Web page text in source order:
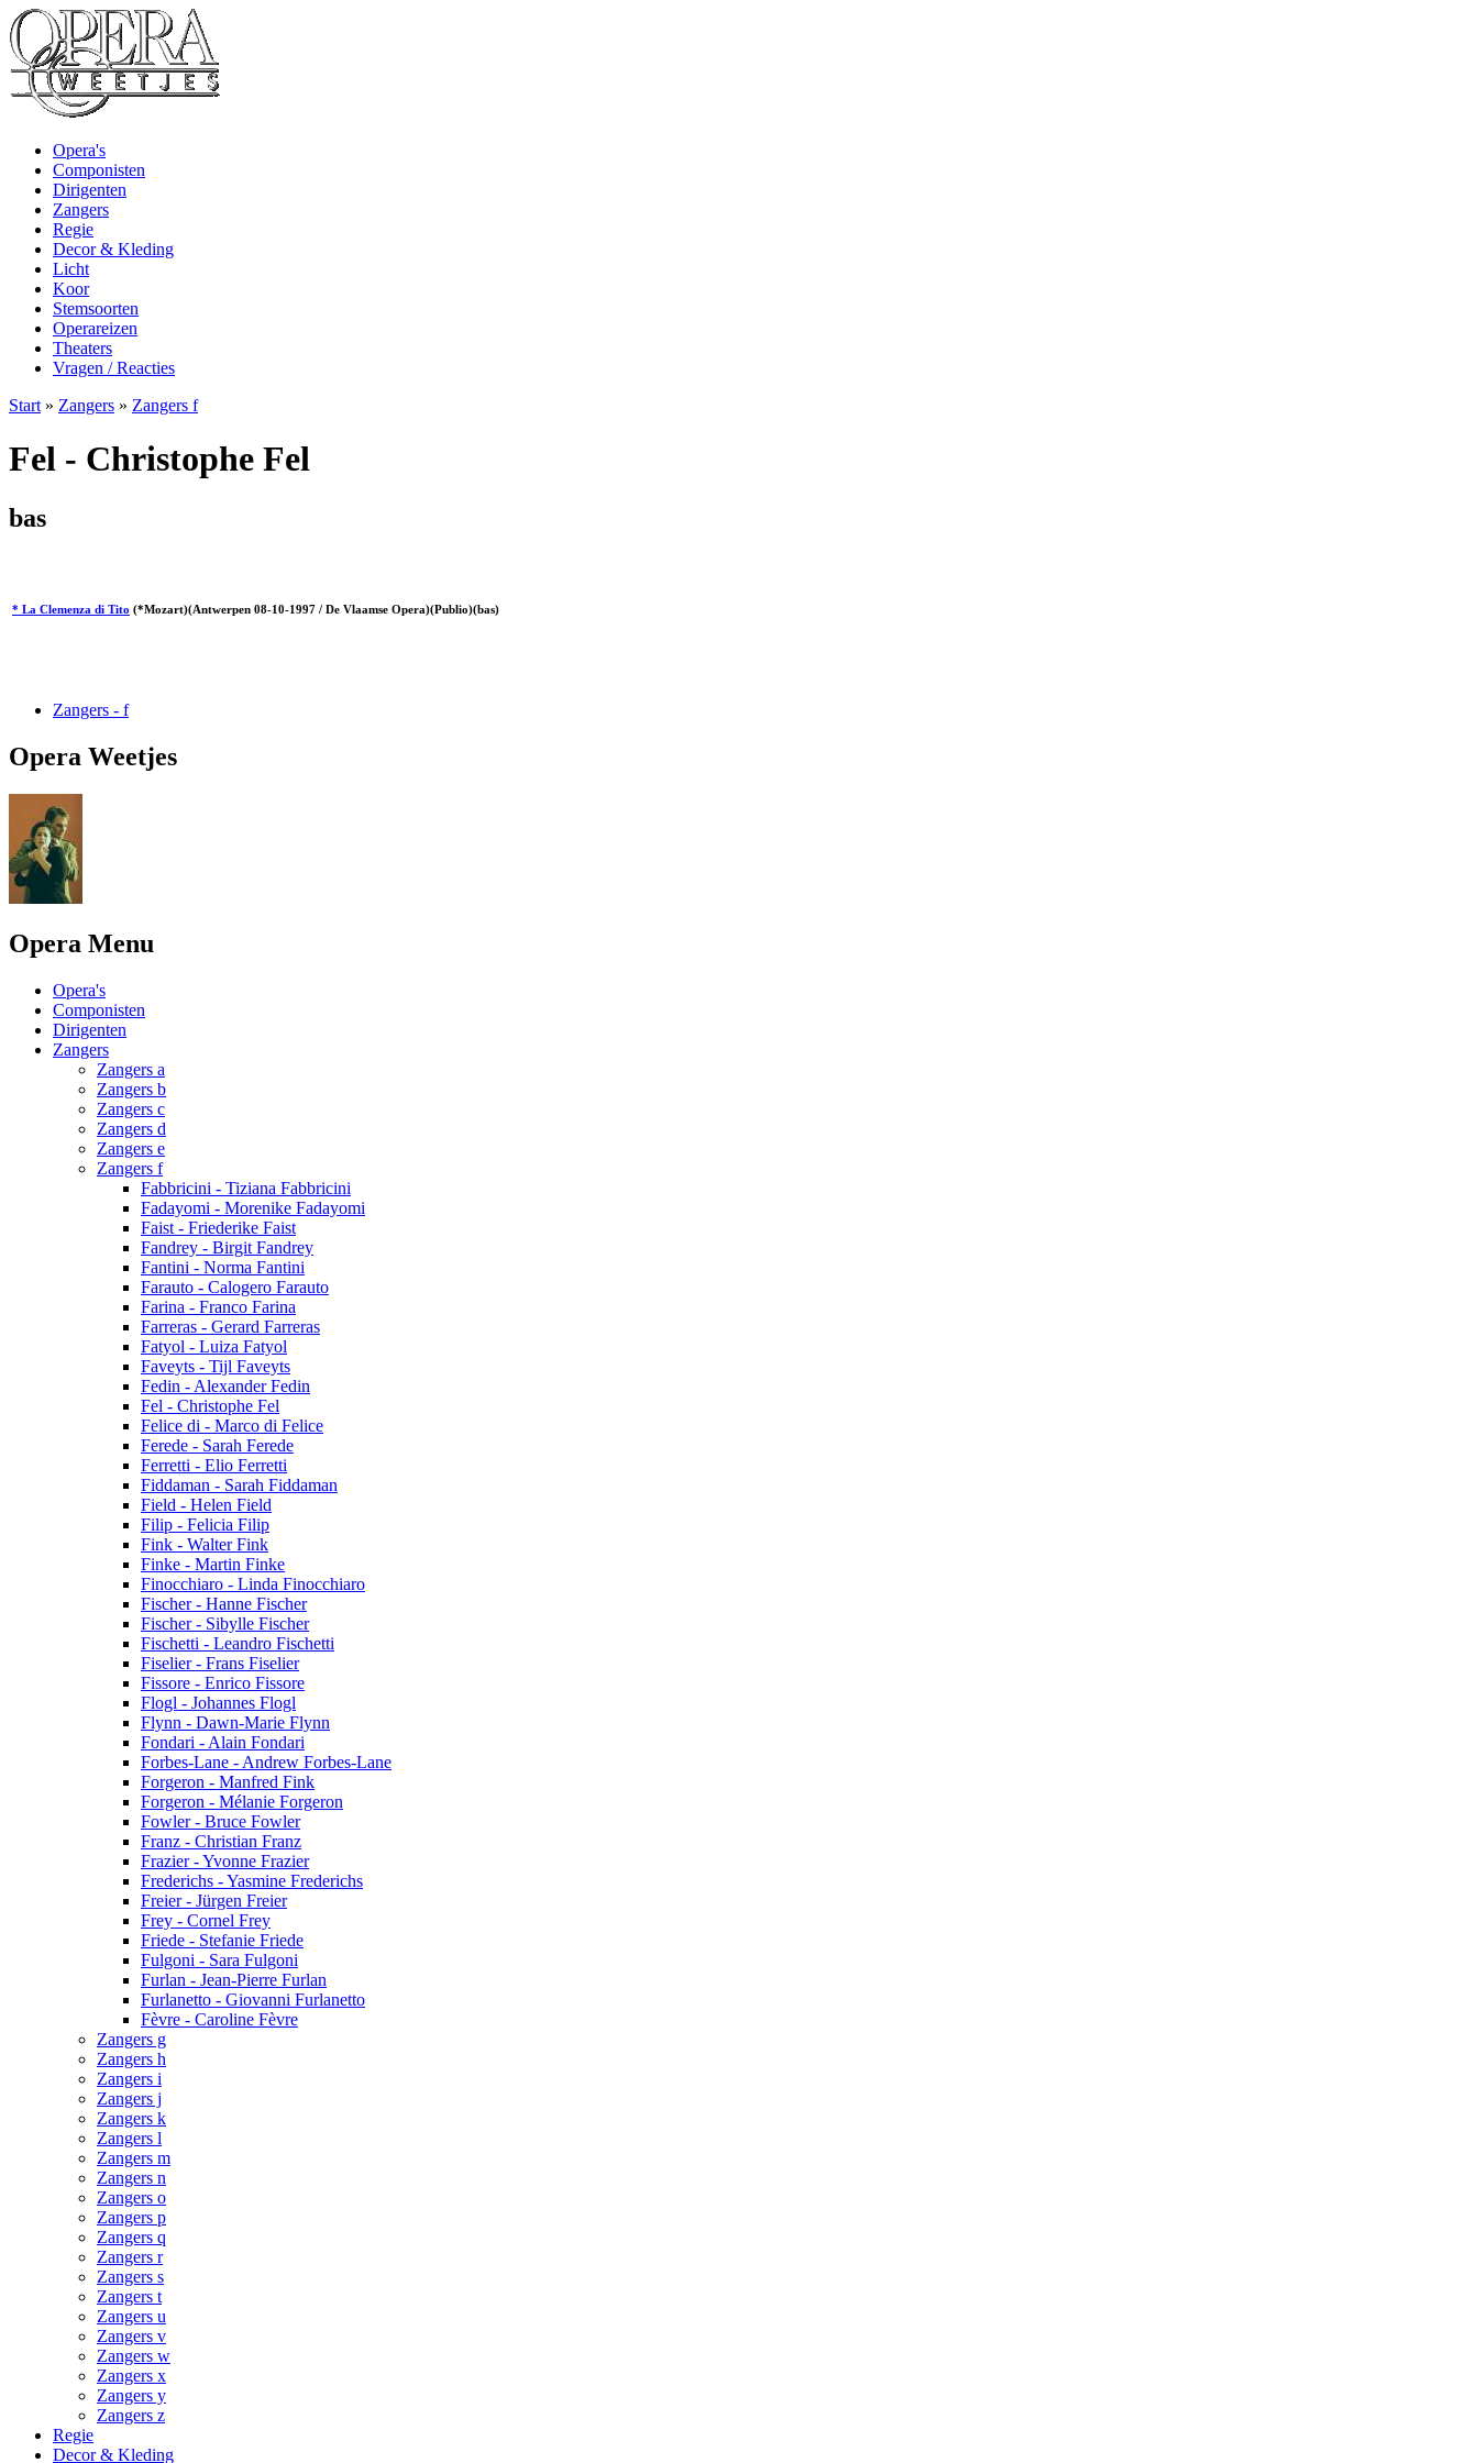
Opera's
Componisten
Dirigenten
Zangers
Regie
Decor & Kleding
Licht
Koor
Stemsoorten
Operareizen
Theaters
Vragen / Reacties
Start » Zangers » Zangers f
Fel - Christophe Fel
bas
* La Clemenza di Tito (*Mozart)(Antwerpen 08-10-1997 / De Vlaamse Opera)(Publio)(bas)
Zangers - f
Opera Weetjes
Opera Menu
Opera's
Componisten
Dirigenten
Zangers
Zangers a
Zangers b
Zangers c
Zangers d
Zangers e
Zangers f
Fabbricini - Tiziana Fabbricini
Fadayomi - Morenike Fadayomi
Faist - Friederike Faist
Fandrey - Birgit Fandrey
Fantini - Norma Fantini
Farauto - Calogero Farauto
Farina - Franco Farina
Farreras - Gerard Farreras
Fatyol - Luiza Fatyol
Faveyts - Tijl Faveyts
Fedin - Alexander Fedin
Fel - Christophe Fel
Felice di - Marco di Felice
Ferede - Sarah Ferede
Ferretti - Elio Ferretti
Fiddaman - Sarah Fiddaman
Field - Helen Field
Filip - Felicia Filip
Fink - Walter Fink
Finke - Martin Finke
Finocchiaro - Linda Finocchiaro
Fischer - Hanne Fischer
Fischer - Sibylle Fischer
Fischetti - Leandro Fischetti
Fiselier - Frans Fiselier
Fissore - Enrico Fissore
Flogl - Johannes Flogl
Flynn - Dawn-Marie Flynn
Fondari - Alain Fondari
Forbes-Lane - Andrew Forbes-Lane
Forgeron - Manfred Fink
Forgeron - Mélanie Forgeron
Fowler - Bruce Fowler
Franz - Christian Franz
Frazier - Yvonne Frazier
Frederichs - Yasmine Frederichs
Freier - Jürgen Freier
Frey - Cornel Frey
Friede - Stefanie Friede
Fulgoni - Sara Fulgoni
Furlan - Jean-Pierre Furlan
Furlanetto - Giovanni Furlanetto
Fèvre - Caroline Fèvre
Zangers g
Zangers h
Zangers i
Zangers j
Zangers k
Zangers l
Zangers m
Zangers n
Zangers o
Zangers p
Zangers q
Zangers r
Zangers s
Zangers t
Zangers u
Zangers v
Zangers w
Zangers x
Zangers y
Zangers z
Regie
Decor & Kleding